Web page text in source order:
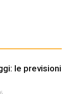
le previsioni